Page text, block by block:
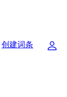
创建词条